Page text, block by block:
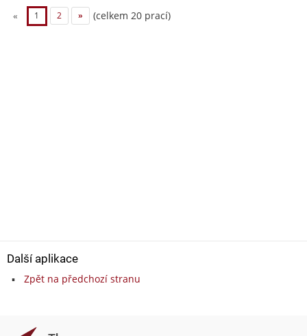
« 1 2 » (celkem 20 prací)
Další aplikace
Zpět na předchozí stranu